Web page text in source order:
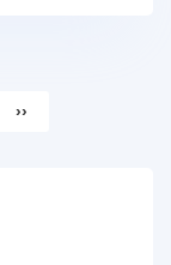
››